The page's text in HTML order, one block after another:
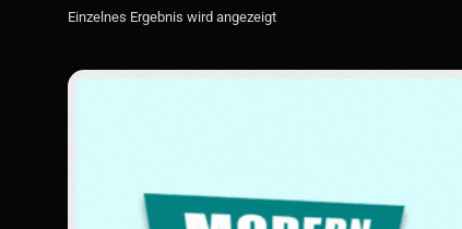
Einzelnes Ergebnis wird angezeigt